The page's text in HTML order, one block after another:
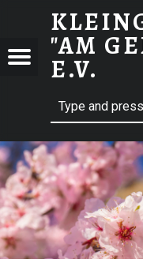
"AM
E.V.